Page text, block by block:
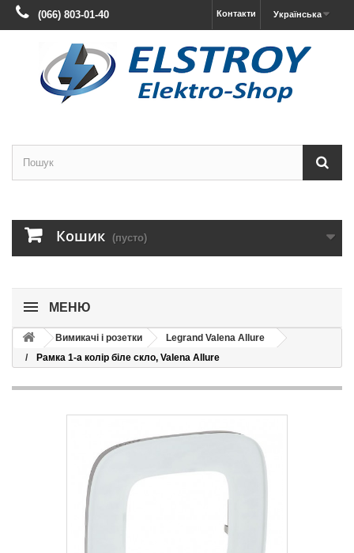
Українська
Контакти
(066) 803-01-40
Кошик (пусто)
МЕНЮ
Вимикачі і розетки
Legrand Valena Allure
Рамка 1-а колір біле скло, Valena Allure